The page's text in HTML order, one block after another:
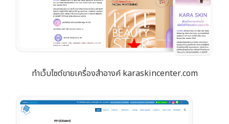
ทำเว็บไซต์ขายเครื่องสำอางค์ karaskincenter.com